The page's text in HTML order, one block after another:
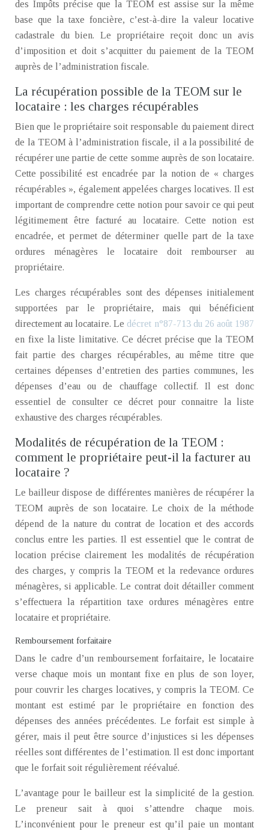
des Impôts précise que la TEOM est assise sur la même
base que la taxe foncière, c’est-à-dire la valeur locative
cadastrale du bien. Le propriétaire reçoit donc un avis
d’imposition et doit s’acquitter du paiement de la TEOM
auprès de l’administration fiscale.
La récupération possible de la TEOM sur le
locataire : les charges récupérables
Bien que le propriétaire soit responsable du paiement direct
de la TEOM à l’administration fiscale, il a la possibilité de
récupérer une partie de cette somme auprès de son locataire.
Cette possibilité est encadrée par la notion de « charges
récupérables », également appelées charges locatives. Il est
important de comprendre cette notion pour savoir ce qui peut
légitimement être facturé au locataire. Cette notion est
encadrée, et permet de déterminer quelle part de la taxe
ordures ménagères le locataire doit rembourser au
propriétaire.
Les charges récupérables sont des dépenses initialement
supportées par le propriétaire, mais qui bénéficient
directement au locataire. Le décret n°87-713 du 26 août 1987
en fixe la liste limitative. Ce décret précise que la TEOM
fait partie des charges récupérables, au même titre que
certaines dépenses d’entretien des parties communes, les
dépenses d’eau ou de chauffage collectif. Il est donc
essentiel de consulter ce décret pour connaitre la liste
exhaustive des charges récupérables.
Modalités de récupération de la TEOM :
comment le propriétaire peut-il la facturer au
locataire ?
Le bailleur dispose de différentes manières de récupérer la
TEOM auprès de son locataire. Le choix de la méthode
dépend de la nature du contrat de location et des accords
conclus entre les parties. Il est essentiel que le contrat de
location précise clairement les modalités de récupération
des charges, y compris la TEOM et la redevance ordures
ménagères, si applicable. Le contrat doit détailler comment
s’effectuera la répartition taxe ordures ménagères entre
locataire et propriétaire.
Remboursement forfaitaire
Dans le cadre d’un remboursement forfaitaire, le locataire
verse chaque mois un montant fixe en plus de son loyer,
pour couvrir les charges locatives, y compris la TEOM. Ce
montant est estimé par le propriétaire en fonction des
dépenses des années précédentes. Le forfait est simple à
gérer, mais il peut être source d’injustices si les dépenses
réelles sont différentes de l’estimation. Il est donc important
que le forfait soit régulièrement réévalué.
L’avantage pour le bailleur est la simplicité de la gestion.
Le preneur sait à quoi s’attendre chaque mois.
L’inconvénient pour le preneur est qu’il paie un montant